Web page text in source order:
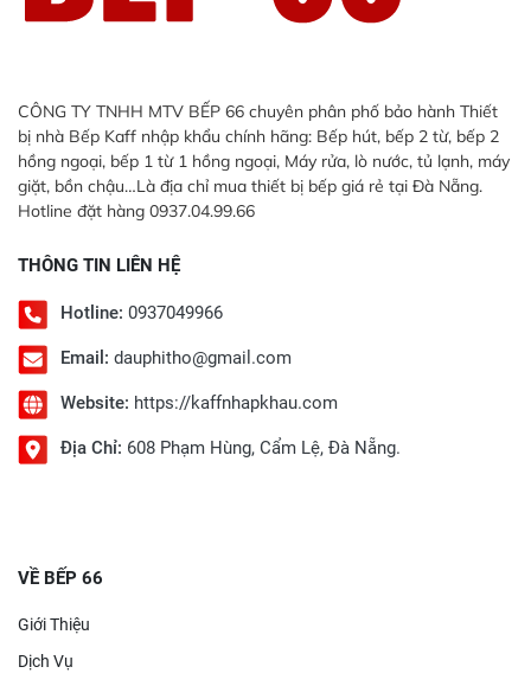
CÔNG TY TNHH MTV BẾP 66 chuyên phân phố bảo hành Thiết
bị nhà Bếp Kaff nhập khẩu chính hãng: Bếp hút, bếp 2 từ, bếp 2
hồng ngoại, bếp 1 từ 1 hồng ngoại, Máy rửa, lò nước, tủ lạnh, máy
giặt, bồn chậu…Là địa chỉ mua thiết bị bếp giá rẻ tại Đà Nẵng.
Hotline đặt hàng 0937.04.99.66
THÔNG TIN LIÊN HỆ
Hotline: 0937049966
Email: dauphitho@gmail.com
Website: https://kaffnhapkhau.com
Địa Chỉ: 608 Phạm Hùng, Cẩm Lệ, Đà Nẵng.
VỀ BẾP 66
Giới Thiệu
Dịch Vụ